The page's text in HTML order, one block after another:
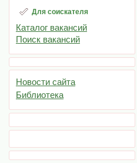
Для соискателя
Каталог вакансий
Поиск вакансий
Новости сайта
Библиотека